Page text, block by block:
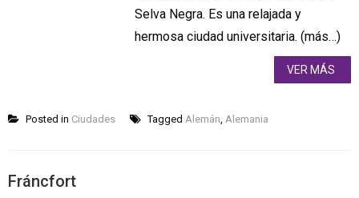
Selva Negra. Es una relajada y
hermosa ciudad universitaria. (más…)
VER MÁS
Posted in Ciudades Tagged Alemán, Alemania
Fráncfort